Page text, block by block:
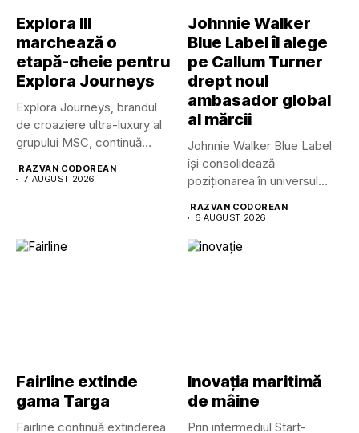
Explora III
marchează o
etapă-cheie pentru
Explora Journeys
Explora Journeys, brandul
de croaziere ultra-luxury al
grupului MSC, continuă
RAZVAN CODOREAN
7 AUGUST 2026
Johnnie Walker
Blue Label îl alege
pe Callum Turner
drept noul
ambasador global
al mărcii
Johnnie Walker Blue Label
își consolidează
poziționarea în universul
RAZVAN CODOREAN
6 AUGUST 2026
Fairline extinde
gama Targa
Fairline continuă extinderea
Inovația maritimă
de mâine
Prin intermediul Start-